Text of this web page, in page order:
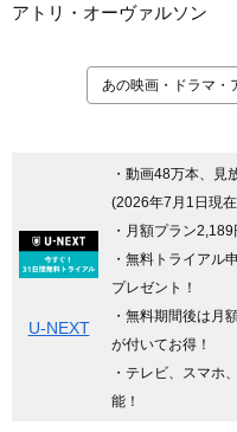
アトリ・オーヴァルソン
あの映画・ドラマ・
U-NEXT
・動画48万本、見
(2026年7月1日現
・月額プラン
・無料トライアル
プレゼント！
・無料期間後は月
が付いてお得！
・テレビ、スマホ
能！